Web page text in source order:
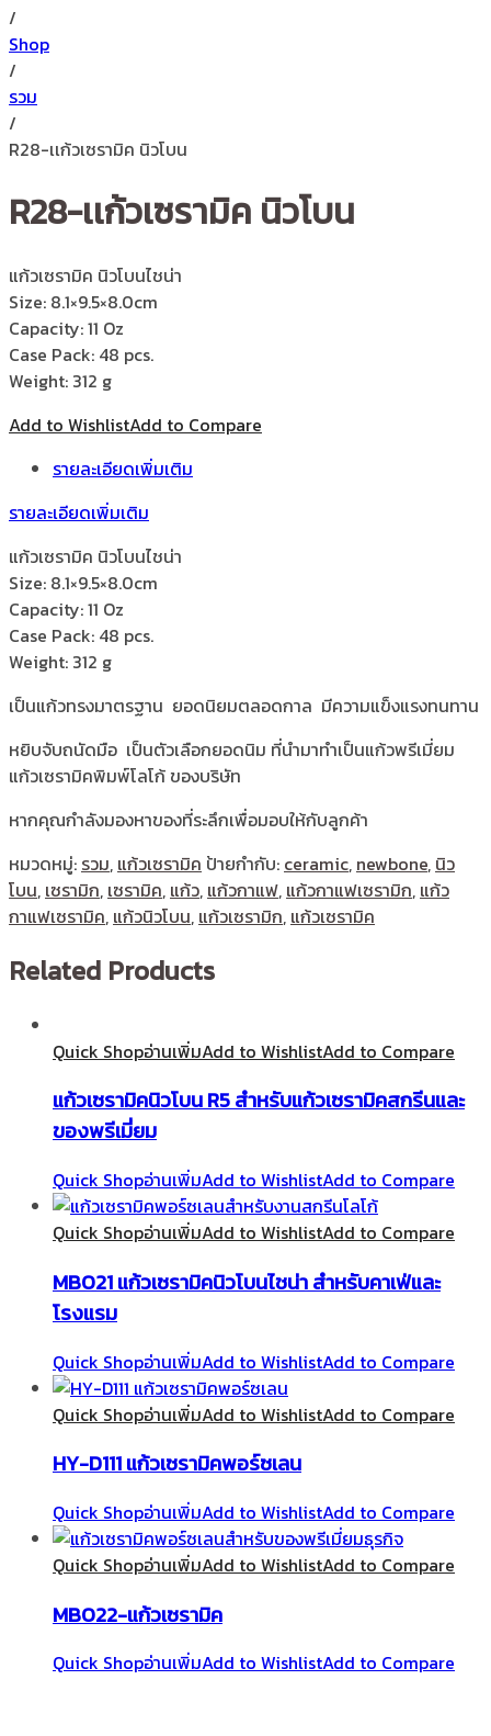
/
Shop
/
รวม
/
R28-เเก้วเซรามิค นิวโบน
R28-เเก้วเซรามิค นิวโบน
แก้วเซรามิค นิวโบนไชน่า
Size: 8.1×9.5×8.0cm
Capacity: 11 Oz
Case Pack: 48 pcs.
Weight: 312 g
Add to WishlistAdd to Compare
รายละเอียดเพิ่มเติม
รายละเอียดเพิ่มเติม
แก้วเซรามิค นิวโบนไชน่า
Size: 8.1×9.5×8.0cm
Capacity: 11 Oz
Case Pack: 48 pcs.
Weight: 312 g
เป็นแก้วทรงมาตรฐาน ยอดนิยมตลอดกาล มีความแข็งแรงทนทาน
หยิบจับถนัดมือ เป็นตัวเลือกยอดนิม ที่นำมาทำเป็นแก้วพรีเมี่ยม
แก้วเซรามิคพิมพ์โลโก้ ของบริษัท
หากคุณกำลังมองหาของที่ระลึกเพื่อมอบให้กับลูกค้า
หมวดหมู่: รวม, แก้วเซรามิค ป้ายกำกับ: ceramic, newbone, นิว
โบน, เซรามิก, เซรามิค, แก้ว, แก้วกาแฟ, แก้วกาแฟเซรามิก, แก้ว
กาแฟเซรามิค, แก้วนิวโบน, แก้วเซรามิก, แก้วเซรามิค
Related Products
Quick Shopอ่านเพิ่มAdd to WishlistAdd to Compare
แก้วเซรามิคนิวโบน R5 สำหรับแก้วเซรามิคสกรีนและ
ของพรีเมี่ยม
Quick Shopอ่านเพิ่มAdd to WishlistAdd to Compare
Quick Shopอ่านเพิ่มAdd to WishlistAdd to Compare
MB021 แก้วเซรามิคนิวโบนไชน่า สำหรับคาเฟ่และ
โรงแรม
Quick Shopอ่านเพิ่มAdd to WishlistAdd to Compare
Quick Shopอ่านเพิ่มAdd to WishlistAdd to Compare
HY-D111 แก้วเซรามิคพอร์ซเลน
Quick Shopอ่านเพิ่มAdd to WishlistAdd to Compare
Quick Shopอ่านเพิ่มAdd to WishlistAdd to Compare
MB022-แก้วเซรามิค
Quick Shopอ่านเพิ่มAdd to WishlistAdd to Compare